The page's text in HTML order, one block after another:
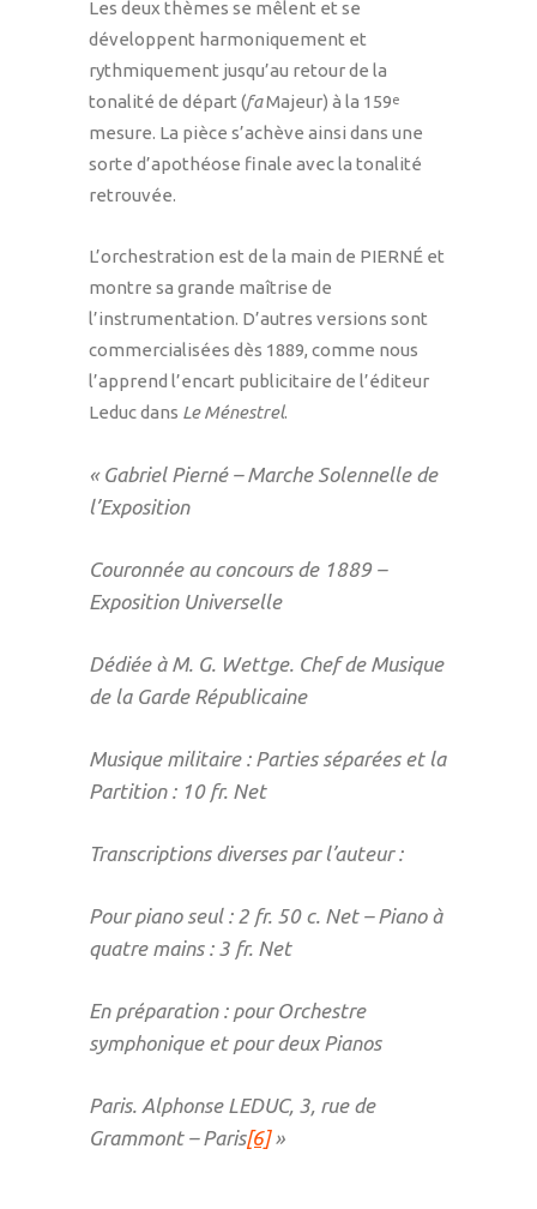
Les deux thèmes se mêlent et se
développent harmoniquement et
rythmiquement jusqu’au retour de la
tonalité de départ (faMajeur) à la 159e
mesure. La pièce s’achève ainsi dans une
sorte d’apothéose finale avec la tonalité
retrouvée.
L’orchestration est de la main de PIERNÉ et
montre sa grande maîtrise de
l’instrumentation. D’autres versions sont
commercialisées dès 1889, comme nous
l’apprend l’encart publicitaire de l’éditeur
Leduc dans Le Ménestrel.
« Gabriel Pierné – Marche Solennelle de
l’Exposition
Couronnée au concours de 1889 –
Exposition Universelle
Dédiée à M. G. Wettge. Chef de Musique
de la Garde Républicaine
Musique militaire : Parties séparées et la
Partition : 10 fr. Net
Transcriptions diverses par l’auteur :
Pour piano seul : 2 fr. 50 c. Net – Piano à
quatre mains : 3 fr. Net
En préparation : pour Orchestre
symphonique et pour deux Pianos
Paris. Alphonse LEDUC, 3, rue de
Grammont – Paris[6]»